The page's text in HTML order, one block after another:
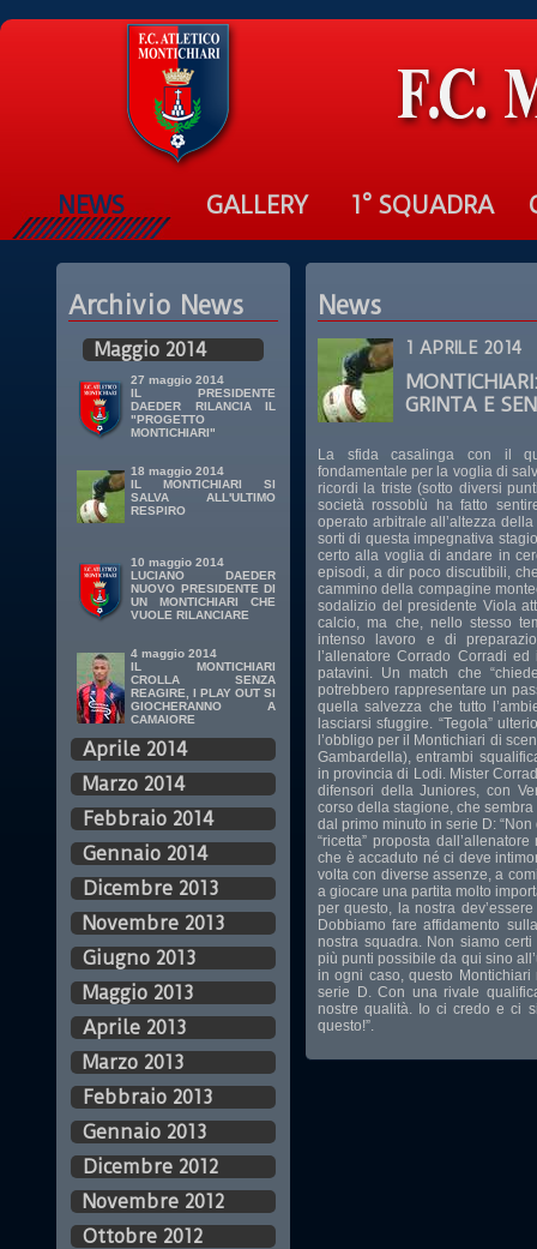
NEWS GALLERY 1° SQUADRA
Archivio News
Maggio 2014
27 maggio 2014
IL PRESIDENTE
DAEDER RILANCIA IL
"PROGETTO
MONTICHIARI"
18 maggio 2014
IL MONTICHIARI SI
SALVA ALL'ULTIMO
RESPIRO
10 maggio 2014
LUCIANO DAEDER
NUOVO PRESIDENTE DI
UN MONTICHIARI CHE
VUOLE RILANCIARE
4 maggio 2014
IL MONTICHIARI
CROLLA SENZA
REAGIRE, I PLAY OUT SI
GIOCHERANNO A
CAMAIORE
Aprile 2014
Marzo 2014
Febbraio 2014
Gennaio 2014
Dicembre 2013
Novembre 2013
Giugno 2013
Maggio 2013
Aprile 2013
Marzo 2013
Febbraio 2013
Gennaio 2013
Dicembre 2012
Novembre 2012
Ottobre 2012
News
1 APRILE 2014
GRINTA E
La sfida casalinga con il
fondamentale per la voglia di
ricordi la triste (sotto diversi
società rossoblù ha fatto
operato arbitrale all’altezza
sorti di questa impegnativa
certo alla voglia di andare in
episodi, a dir poco discutibili,
cammino della compagine
sodalizio del presidente Viola
calcio, ma che, nello stesso
intenso lavoro e di
l’allenatore Corrado Corradi
patavini. Un match che
potrebbero rappresentare un
quella salvezza che tutto
lasciarsi sfuggire. “Tegola”
l’obbligo per il Montichiari di
Gambardella), entrambi
in provincia di Lodi. Mister
difensori della Juniores, con
corso della stagione, che
dal primo minuto in serie D:
“ricetta” proposta
che è accaduto né ci deve
volta con diverse assenze, a
a giocare una partita molto
per questo, la nostra
Dobbiamo fare affidamento
nostra squadra. Non siamo
più punti possibile da qui sino
in ogni caso, questo
serie D. Con una rivale
nostre qualità. Io ci credo e ci
questo!”.